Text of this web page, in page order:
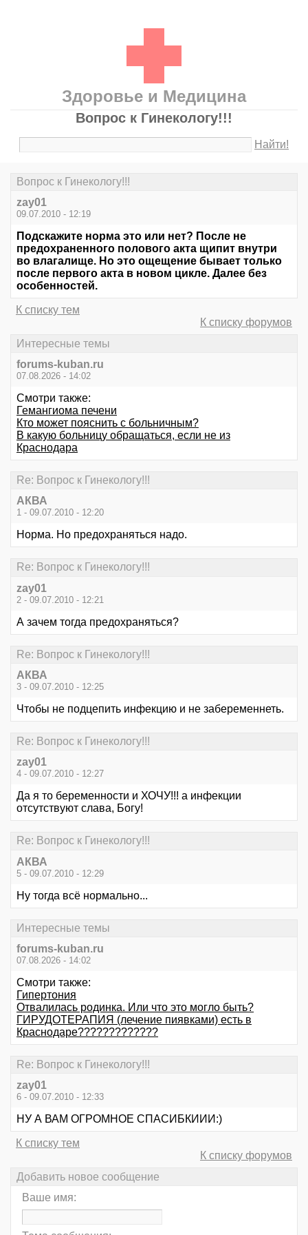
Здоровье и Медицина
Вопрос к Гинекологу!!!
Найти!
Вопрос к Гинекологу!!!
zay01
09.07.2010 - 12:19
Подскажите норма это или нет? После не
предохраненного полового акта щипит внутри
во влагалище. Но это ощещение бывает только
после первого акта в новом цикле. Далее без
особенностей.
К списку тем
К списку форумов
Интересные темы
forums-kuban.ru
07.08.2026 - 14:02
Смотри также:
Гемангиома печени
Кто может пояснить с больничным?
В какую больницу обращаться, если не из
Краснодара
Re: Вопрос к Гинекологу!!!
АКВА
1 - 09.07.2010 - 12:20
Норма. Но предохраняться надо.
Re: Вопрос к Гинекологу!!!
zay01
2 - 09.07.2010 - 12:21
А зачем тогда предохраняться?
Re: Вопрос к Гинекологу!!!
АКВА
3 - 09.07.2010 - 12:25
Чтобы не подцепить инфекцию и не забеременнеть.
Re: Вопрос к Гинекологу!!!
zay01
4 - 09.07.2010 - 12:27
Да я то беременности и ХОЧУ!!! а инфекции
отсутствуют слава, Богу!
Re: Вопрос к Гинекологу!!!
АКВА
5 - 09.07.2010 - 12:29
Ну тогда всё нормально...
Интересные темы
forums-kuban.ru
07.08.2026 - 14:02
Смотри также:
Гипертония
Отвалилась родинка. Или что это могло быть?
ГИРУДОТЕРАПИЯ (лечение пиявками) есть в
Краснодаре?????????????
Re: Вопрос к Гинекологу!!!
zay01
6 - 09.07.2010 - 12:33
НУ А ВАМ ОГРОМНОЕ СПАСИБКИИИ:)
К списку тем
К списку форумов
Добавить новое сообщение
Ваше имя: